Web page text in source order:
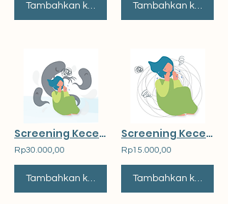
Tambahkan ke KeranjangTambahkan ke
Screening Kecenderungan Depresi
Rp30.000,00
Tambahkan ke Keranjang
Screening Kecenderungan Melukai Diri
Rp15.000,00
Tambahkan ke